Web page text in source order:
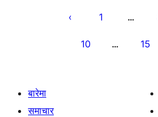
पृष्ठाङ्कन1 …
10 … 15
बारेमा
समाचार